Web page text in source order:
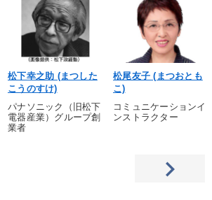
松下幸之助 (まつした
こうのすけ)
パナソニック（旧松下
電器産業）グループ創
業者
松尾友子 (まつおとも
こ)
コミュニケーションイ
ンストラクター